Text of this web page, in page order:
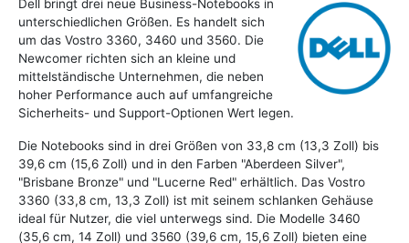
Dell bringt drei neue Business-Notebooks in
unterschiedlichen Größen. Es handelt sich
um das Vostro 3360, 3460 und 3560. Die
Newcomer richten sich an kleine und
mittelständische Unternehmen, die neben
hoher Performance auch auf umfangreiche
Sicherheits- und Support-Optionen Wert legen.
Die Notebooks sind in drei Größen von 33,8 cm (13,3 Zoll) bis
39,6 cm (15,6 Zoll) und in den Farben "Aberdeen Silver",
"Brisbane Bronze" und "Lucerne Red" erhältlich. Das Vostro
3360 (33,8 cm, 13,3 Zoll) ist mit seinem schlanken Gehäuse
ideal für Nutzer, die viel unterwegs sind. Die Modelle 3460
(35,6 cm, 14 Zoll) und 3560 (39,6 cm, 15,6 Zoll) bieten eine